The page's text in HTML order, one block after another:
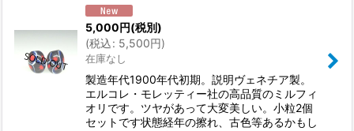
5,000円(税別)
(税込: 5,500円)
在庫なし
製造年代1900年代初期。説明ヴェネチア製。
エルコレ・モレッティー社の高品質のミルフィ
オリです。ツヤがあって大変美しい。小粒2個
セットです状態経年の擦れ、古色等あるかもし